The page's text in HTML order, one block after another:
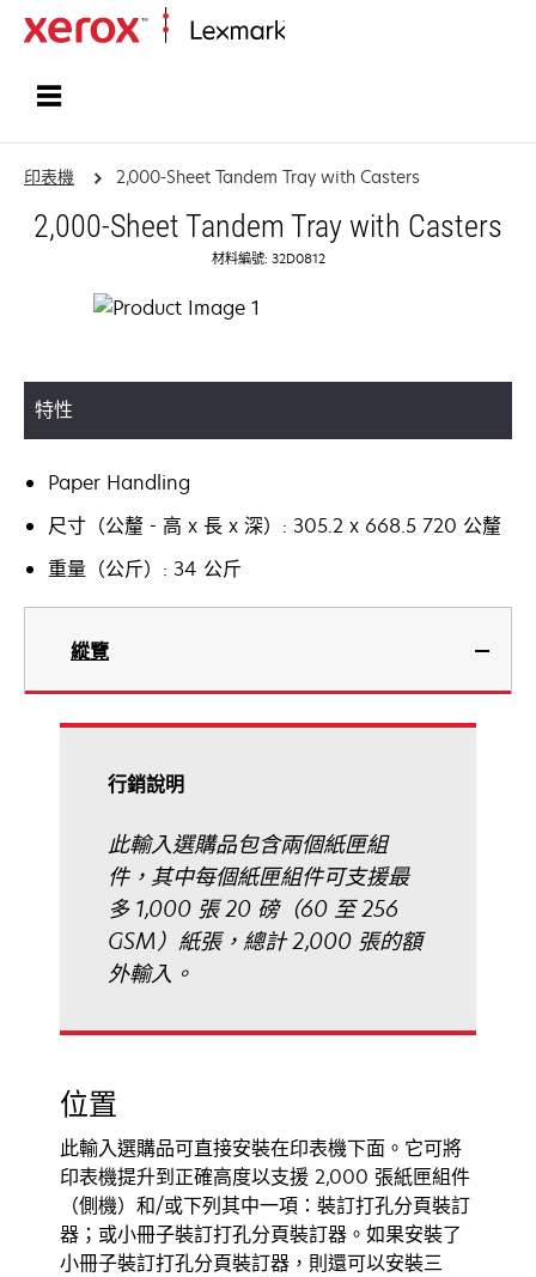
印表機 2,000-Sheet Tandem Tray with Casters
2,000-Sheet Tandem Tray with Casters
材料編號: 32D0812
特性
Paper Handling
尺寸（公釐 - 高 x 長 x 深）: 305.2 x 668.5 720 公釐
重量（公斤）: 34 公斤
縱覽
行銷說明
此輸入選購品包含兩個紙匣組
件，其中每個紙匣組件可支援最
多 1,000 張 20 磅（60 至 256
GSM）紙張，總計 2,000 張的額
外輸入。
位置
此輸入選購品可直接安裝在印表機下面。它可將
印表機提升到正確高度以支援 2,000 張紙匣組件
（側機）和/或下列其中一項：裝訂打孔分頁裝訂
器；或小冊子裝訂打孔分頁裝訂器。如果安裝了
小冊子裝訂打孔分頁裝訂器，則還可以安裝三